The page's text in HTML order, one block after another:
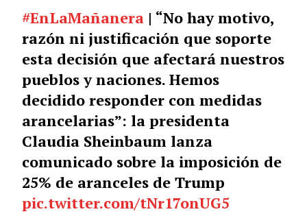
#EnLaMañanera | “No hay motivo,
razón ni justificación que soporte
esta decisión que afectará nuestros
pueblos y naciones. Hemos
decidido responder con medidas
arancelarias”: la presidenta
Claudia Sheinbaum lanza
comunicado sobre la imposición de
25% de aranceles de Trump
pic.twitter.com/tNr17onUG5